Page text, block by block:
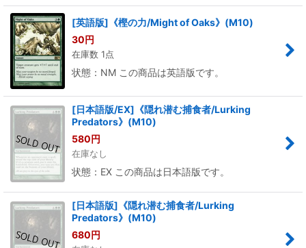
[英語版]《樫の力/Might of Oaks》(M10)
30円
在庫数 1点
状態：NM この商品は英語版です。
[日本語版/EX]《隠れ潜む捕食者/Lurking
Predators》(M10)
580円
在庫なし
状態：EX この商品は日本語版です。
[日本語版]《隠れ潜む捕食者/Lurking
Predators》(M10)
680円